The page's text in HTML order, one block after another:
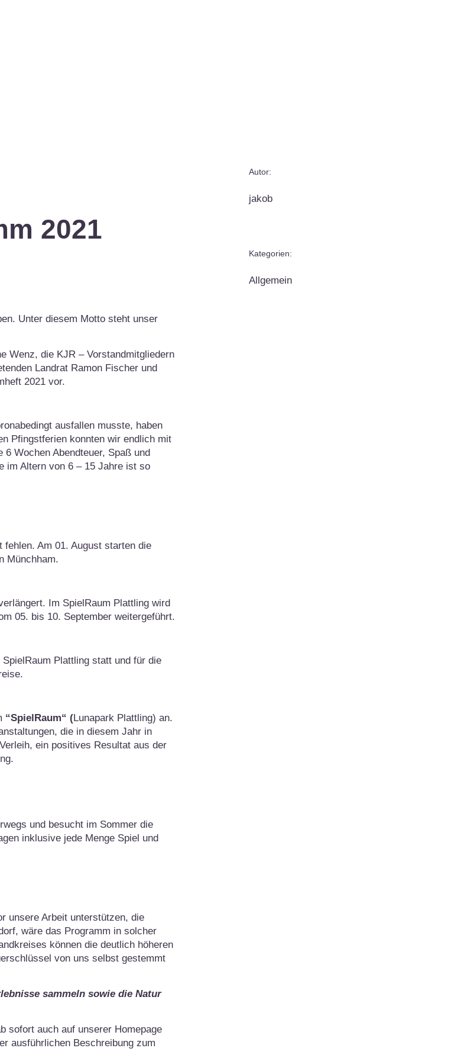
2021
Unter diesem Motto steht unser
Wenz, die KJR – Vorstandmitgliedern
Landrat Ramon Fischer und
2021 vor.
ausfallen musste, haben
Pfingstferien konnten wir endlich mit
Wochen Abendteuer, Spaß und
im Altern von 6 – 15 Jahre ist so
Am 01. August starten die
Münchham.
Im SpielRaum Plattling wird
05. bis 10. September weitergeführt.
Plattling statt und für die
“SpielRaum“ (Lunapark Plattling) an.
die in diesem Jahr in
ein positives Resultat aus der
und besucht im Sommer die
inklusive jede Menge Spiel und
unsere Arbeit unterstützen, die
wäre das Programm in solcher
können die deutlich höheren
von uns selbst gestemmt
sammeln sowie die Natur
sofort auch auf unserer Homepage
ausführlichen Beschreibung zum
Autor:
jakob
Kategorien:
Allgemein